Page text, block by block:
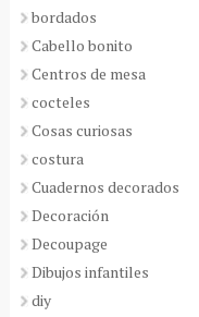
bordados
Cabello bonito
Centros de mesa
cocteles
Cosas curiosas
costura
Cuadernos decorados
Decoración
Decoupage
Dibujos infantiles
diy